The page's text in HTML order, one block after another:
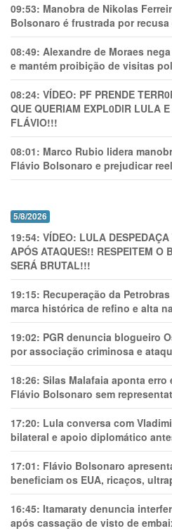
09:53: Manobra de Nikolas
Bolsonaro é frustrada por recusa
08:49: Alexandre de Moraes
e mantém proibição de visitas
08:24: VÍDEO: PF PRENDE
QUE QUERIAM EXPL0DlR LULA
FLÁVIO!!!
08:01: Marco Rubio lidera
Flávio Bolsonaro e prejudicar
5/8/2026
19:54: VÍDEO: LULA
APÓS ATAQUES!! RESPEITEM O
SERÁ BRUTAL!!!
19:15: Recuperação da
marca histórica de refino e alta
19:02: PGR denuncia blogueiro
por associação criminosa e
18:26: Silas Malafaia aponta
Flávio Bolsonaro sem
17:20: Lula conversa com
bilateral e apoio diplomático
17:01: Flávio Bolsonaro
beneficiam os EUA, ricaços,
16:45: Itamaraty denuncia
após cassação de visto de